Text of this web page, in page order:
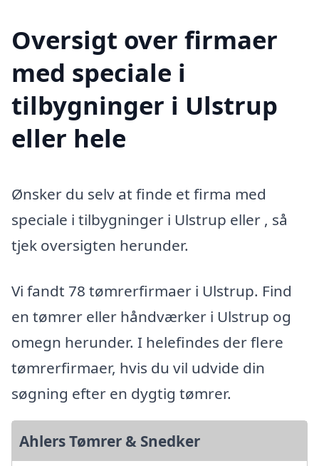
Oversigt over firmaer
med speciale i
tilbygninger i Ulstrup
eller hele
Ønsker du selv at finde et firma med
speciale i tilbygninger i Ulstrup eller , så
tjek oversigten herunder.
Vi fandt 78 tømrerfirmaer i Ulstrup. Find
en tømrer eller håndværker i Ulstrup og
omegn herunder. I helefindes der flere
tømrerfirmaer, hvis du vil udvide din
søgning efter en dygtig tømrer.
Ahlers Tømrer & Snedker